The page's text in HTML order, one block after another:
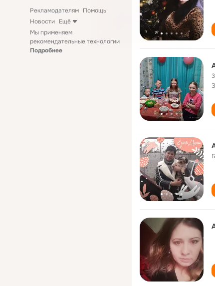
Рекламодателям Помощь
Новости Ещё
Мы применяем
рекомендательные технологии
Подробнее